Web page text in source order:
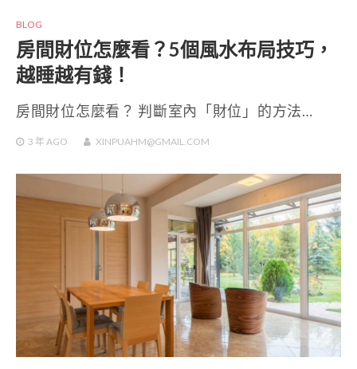
BLOG
房間財位怎麼看？5個風水布局技巧，
越睡越有錢！
房間財位怎麼看？ 判斷室內「財位」的方法…
3 年 AGO XINPUAHM@GMAIL.COM